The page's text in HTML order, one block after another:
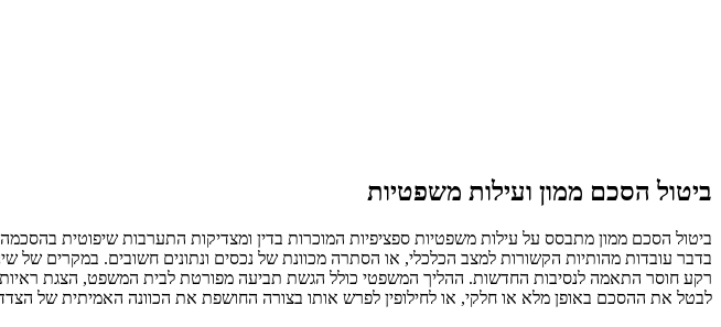
ביטול הסכם ממון ועילות משפטיות
ביטול הסכם ממון מתבסס על עילות משפטיות ספציפיות המוכרות בדין ומצדיקות התערבות שיפוטית
בדבר עובדות מהותיות הקשורות למצב הכלכלי, או הסתרה מכוונת של נכסים ונתונים חשובים. במקרים
רקע חוסר התאמה לנסיבות החדשות. ההליך המשפטי כולל הגשת תביעה מפורטת לבית המשפט, הצגת ראיות
לבטל את ההסכם באופן מלא או חלקי, או לחילופין לפרש אותו בצורה החושפת את הכוונה האמיתית של